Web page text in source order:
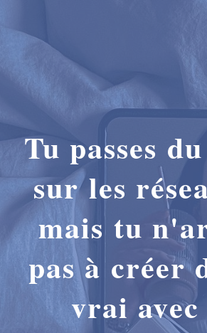
Tu passes
sur les
mais tu
pas à créer
vrai avec